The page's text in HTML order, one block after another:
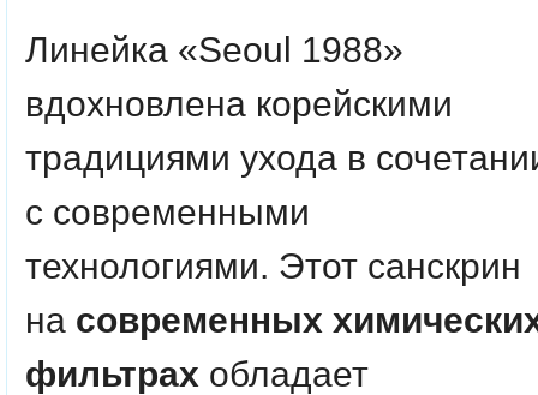
Линейка «Seoul 1988»
вдохновлена корейскими
традициями ухода в
с современными
технологиями. Этот санскрин
на современных
фильтрах обладает